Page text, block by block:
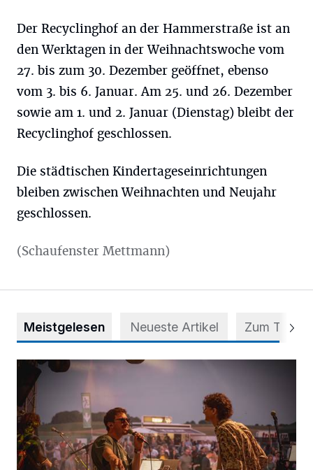
Der Recyclinghof an der Hammerstraße ist an
den Werktagen in der Weihnachtswoche vom
27. bis zum 30. Dezember geöffnet, ebenso
vom 3. bis 6. Januar. Am 25. und 26. Dezember
sowie am 1. und 2. Januar (Dienstag) bleibt der
Recyclinghof geschlossen.
Die städtischen Kindertageseinrichtungen
bleiben zwischen Weihnachten und Neujahr
geschlossen.
(Schaufenster Mettmann)
Meistgelesen Neueste Artikel Zum Thema
Mehr als nur ein Festival